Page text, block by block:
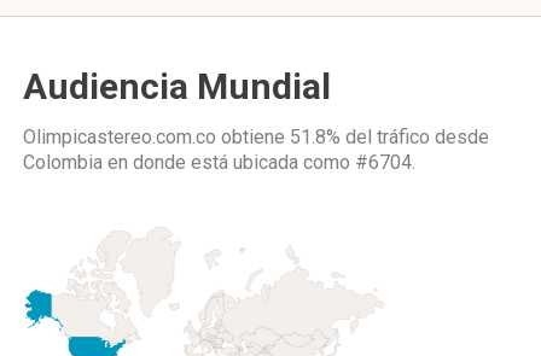
Audiencia Mundial
Olimpicastereo.com.co obtiene 51.8% del tráfico desde
Colombia en donde está ubicada como #6704.